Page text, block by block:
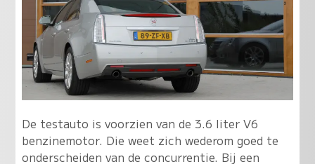
De testauto is voorzien van de 3.6 liter V6
benzinemotor. Die weet zich wederom goed te
onderscheiden van de concurrentie. Bij een